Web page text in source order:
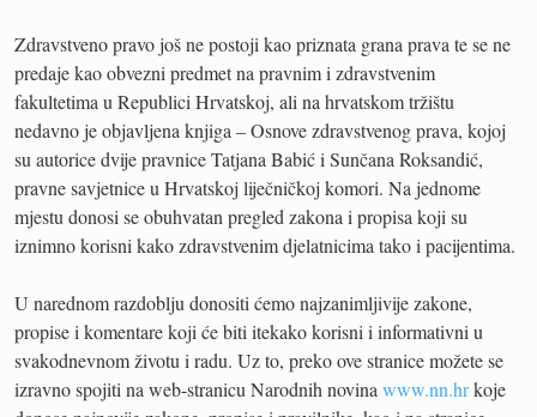
Zdravstveno pravo još ne postoji kao priznata grana prava te se ne
predaje kao obvezni predmet na pravnim i zdravstvenim
fakultetima u Republici Hrvatskoj, ali na hrvatskom tržištu
nedavno je objavljena knjiga – Osnove zdravstvenog prava, kojoj
su autorice dvije pravnice Tatjana Babić i Sunčana Roksandić,
pravne savjetnice u Hrvatskoj liječničkoj komori. Na jednome
mjestu donosi se obuhvatan pregled zakona i propisa koji su
iznimno korisni kako zdravstvenim djelatnicima tako i pacijentima.
U narednom razdoblju donositi ćemo najzanimljivije zakone,
propise i komentare koji će biti itekako korisni i informativni u
svakodnevnom životu i radu. Uz to, preko ove stranice možete se
izravno spojiti na web-stranicu Narodnih novina www.nn.hrkoje